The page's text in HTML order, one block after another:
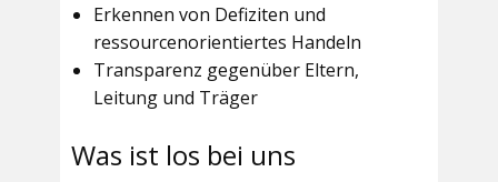
Erkennen von Defiziten und
ressourcenorientiertes Handeln
Transparenz gegenüber Eltern,
Leitung und Träger
Was ist los bei uns